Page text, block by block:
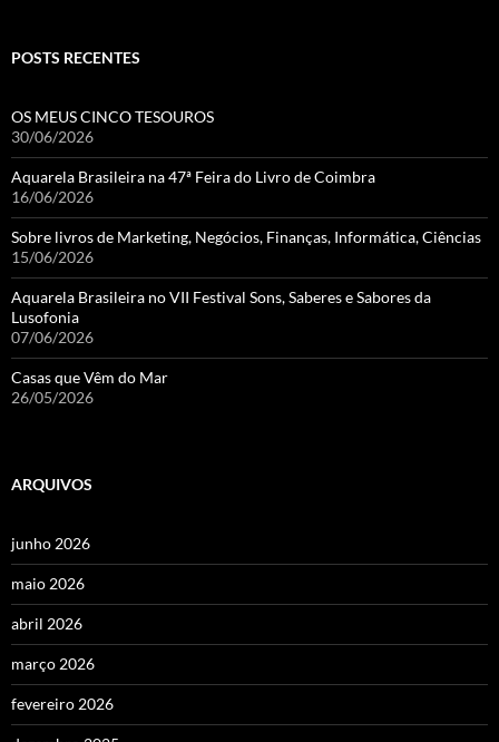
POSTS RECENTES
OS MEUS CINCO TESOUROS
30/06/2026
Aquarela Brasileira na 47ª Feira do Livro de Coimbra
16/06/2026
Sobre livros de Marketing, Negócios, Finanças, Informática, Ciências
15/06/2026
Aquarela Brasileira no VII Festival Sons, Saberes e Sabores da
Lusofonia
07/06/2026
Casas que Vêm do Mar
26/05/2026
ARQUIVOS
junho 2026
maio 2026
abril 2026
março 2026
fevereiro 2026